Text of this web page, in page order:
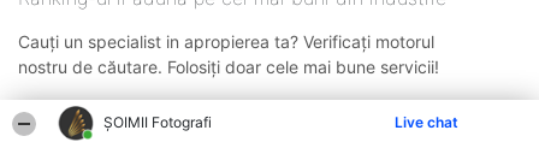
ȘOIMII Fotografi Live chat
Cauți un specialist in apropierea ta? Verificați motorul
nostru de căutare. Folosiți doar cele mai bune servicii!